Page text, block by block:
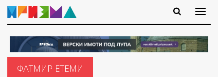
ФАТМИР ЕТЕМИ